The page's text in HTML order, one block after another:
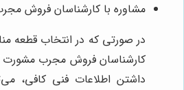
مشاوره با کارشناسان فروش
در صورتی که در انتخاب قطعه
کارشناسان فروش مجرب مشورت
داشتن اطلاعات فنی کافی،